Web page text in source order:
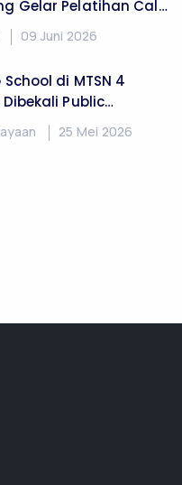
Gelar Pelatihan Call
Excellent
09 Juni 2026
di MTSN 4
Public
Konten Kreator
25 Mei 2026